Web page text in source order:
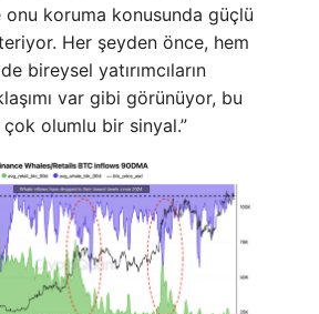
onu koruma konusunda güçlü
Her şeyden önce, hem
bireysel yatırımcıların
var gibi görünüyor, bu
olumlu bir sinyal.”